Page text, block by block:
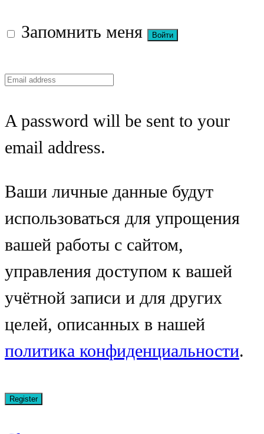
Запомнить меня
A password will be sent to your
email address.
Ваши личные данные будут
использоваться для упрощения
вашей работы с сайтом,
управления доступом к вашей
учётной записи и для других
целей, описанных в нашей
политика конфиденциальности.